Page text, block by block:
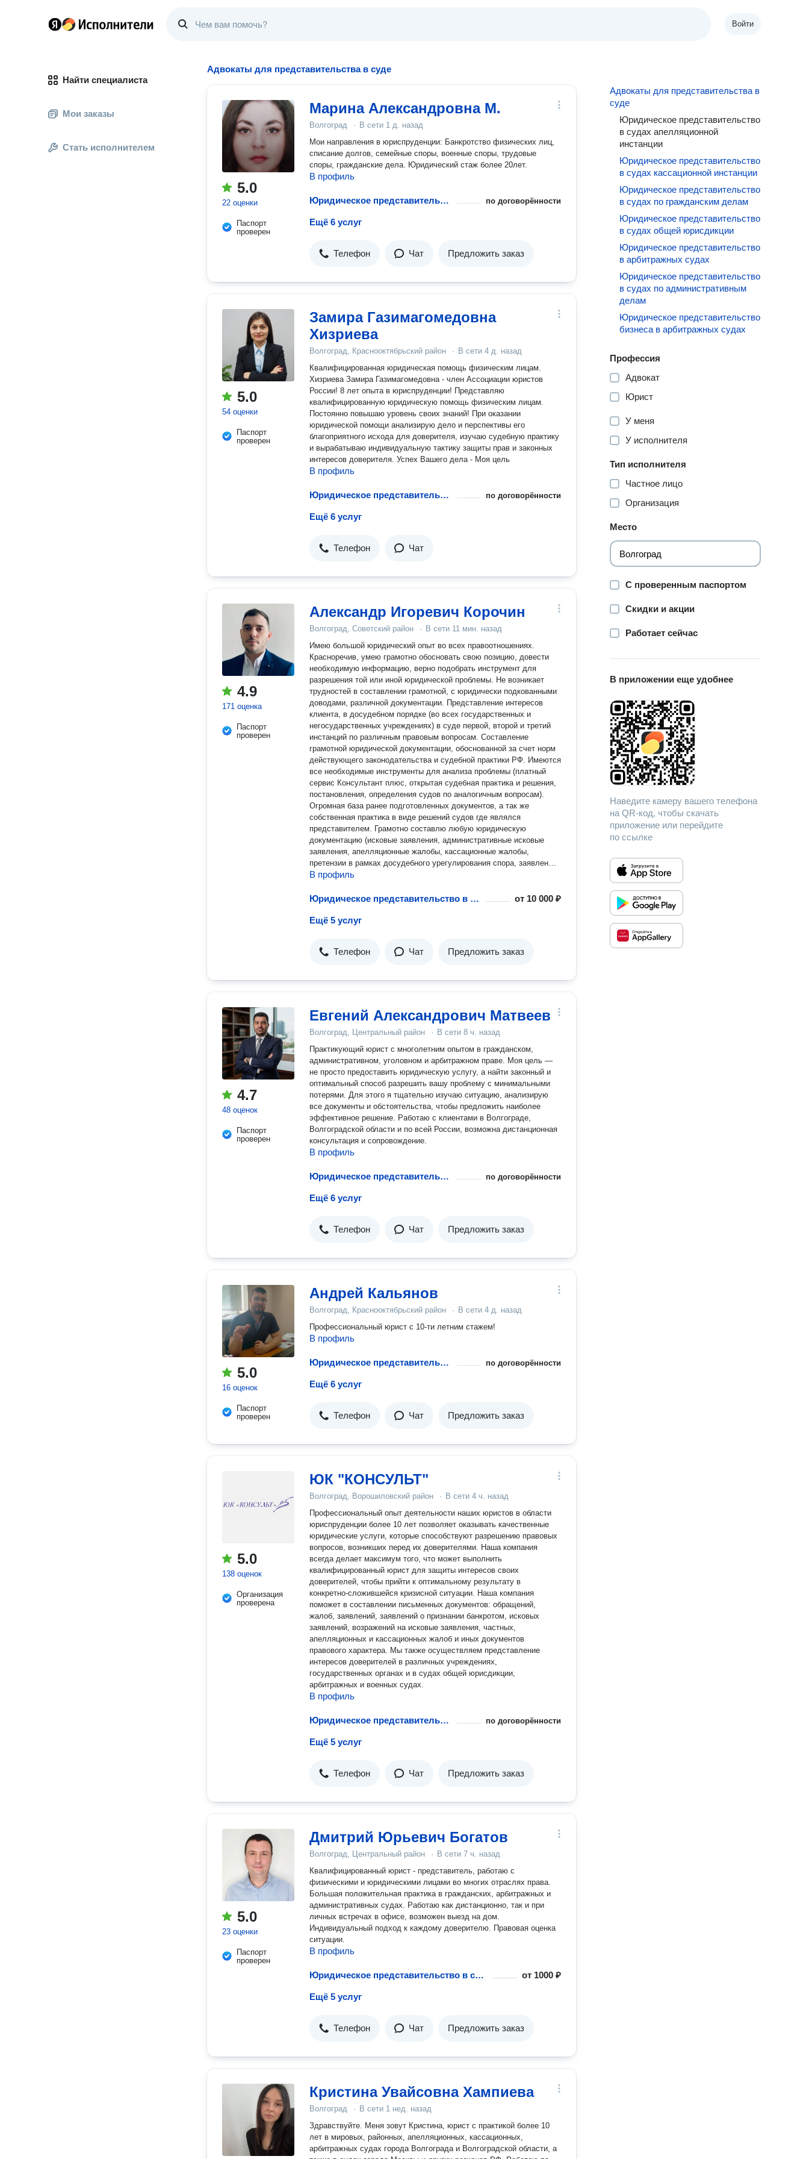
Войти
Найти специалиста
Мои заказы
Стать исполнителем
Адвокаты для представительства в суде
5.0
22 оценки
Паспорт
проверен
Марина Александровна М.
Волгоград · В сети 1 д. назад
Мои направления в юриспруденции: Банкротство физических лиц,
списание долгов, семейные споры, военные споры, трудовые
споры, гражданские дела. Юридический стаж более 20лет.
В профиль
Юридическое представительство в судах апелляционной инстанции по договорённости
Ещё 6 услуг
Телефон Чат Предложить заказ
5.0
54 оценки
Паспорт
проверен
Замира Газимагомедовна
Хизриева
Волгоград, Краснооктябрьский район · В сети 4 д. назад
Квалифицированная юридическая помощь физическим лицам.
Хизриева Замира Газимагомедовна - член Ассоциации юристов
России! 8 лет опыта в юриспруденции! Представляю
квалифицированную юридическую помощь физическим лицам.
Постоянно повышаю уровень своих знаний! При оказании
юридической помощи анализирую дело и перспективы его
благоприятного исхода для доверителя, изучаю судебную практику
и вырабатываю индивидуальную тактику защиты прав и законных
интересов доверителя. Успех Вашего дела - Моя цель
В профиль
Юридическое представительство в судах апелляционной инстанции по договорённости
Ещё 6 услуг
Телефон Чат
4.9
171 оценка
Паспорт
проверен
Александр Игоревич Корочин
Волгоград, Советский район · В сети 11 мин. назад
Имею большой юридический опыт во всех правоотношениях.
Красноречив, умею грамотно обосновать свою позицию, довести
необходимую информацию, верно подобрать инструмент для
разрешения той или иной юридической проблемы. Не возникает
трудностей в составлении грамотной, с юридически подкованными
доводами, различной документации. Представление интересов
клиента, в досудебном порядке (во всех государственных и
негосударственных учреждениях) в суде первой, второй и третий
инстанций по различным правовым вопросам. Составление
грамотной юридической документации, обоснованной за счет норм
действующего законодательства и судебной практики РФ. Имеются
все необходимые инструменты для анализа проблемы (платный
сервис Консультант плюс, открытая судебная практика и решения,
постановления, определения судов по аналогичным вопросам).
Огромная база ранее подготовленных документов, а так же
собственная практика в виде решений судов где являлся
представителем. Грамотно составлю любую юридическую
документацию (исковые заявления, административные исковые
заявления, апелляционные жалобы, кассационные жалобы,
претензии в рамках досудебного урегулирования спора, заявления
в различные ведомства). Могу провести устную консультацию по
на Вашей территории, дистанционно составить документацию,
В профиль
Юридическое представительство в судах апелляционной инстанции от 10 000 ₽
Ещё 5 услуг
Телефон Чат Предложить заказ
4.7
48 оценок
Паспорт
проверен
Евгений Александрович Матвеев
Волгоград, Центральный район · В сети 8 ч. назад
Практикующий юрист с многолетним опытом в гражданском,
административном, уголовном и арбитражном праве. Моя цель —
не просто предоставить юридическую услугу, а найти законный и
оптимальный способ разрешить вашу проблему с минимальными
потерями. Для этого я тщательно изучаю ситуацию, анализирую
все документы и обстоятельства, чтобы предложить наиболее
эффективное решение. Работаю с клиентами в Волгограде,
Волгоградской области и по всей России, возможна дистанционная
консультация и сопровождение.
В профиль
Юридическое представительство в судах апелляционной инстанции по договорённости
Ещё 6 услуг
Телефон Чат Предложить заказ
5.0
16 оценок
Паспорт
проверен
Андрей Кальянов
Волгоград, Краснооктябрьский район · В сети 4 д. назад
Профессиональный юрист с 10-ти летним стажем!
В профиль
Юридическое представительство в судах апелляционной инстанции по договорённости
Ещё 6 услуг
Телефон Чат Предложить заказ
5.0
138 оценок
Организация
проверена
ЮК "КОНСУЛЬТ"
Волгоград, Ворошиловский район · В сети 4 ч. назад
Профессиональный опыт деятельности наших юристов в области
юриспруденции более 10 лет позволяет оказывать качественные
юридические услуги, которые способствуют разрешению правовых
вопросов, возникших перед их доверителями. Наша компания
всегда делает максимум того, что может выполнить
квалифицированный юрист для защиты интересов своих
доверителей, чтобы прийти к оптимальному результату в
конкретно-сложившейся кризисной ситуации. Наша компания
поможет в составлении письменных документов: обращений,
жалоб, заявлений, заявлений о признании банкротом, исковых
заявлений, возражений на исковые заявления, частных,
апелляционных и кассационных жалоб и иных документов
правового характера. Мы также осуществляем представление
интересов доверителей в различных учреждениях,
государственных органах и в судах общей юрисдикции,
арбитражных и военных судах.
В профиль
Юридическое представительство в судах апелляционной инстанции по договорённости
Ещё 5 услуг
Телефон Чат Предложить заказ
5.0
23 оценки
Паспорт
проверен
Дмитрий Юрьевич Богатов
Волгоград, Центральный район · В сети 7 ч. назад
Квалифицированный юрист - представитель, работаю с
физическими и юридическими лицами во многих отраслях права.
Большая положительная практика в гражданских, арбитражных и
административных судах. Работаю как дистанционно, так и при
личных встречах в офисе, возможен выезд на дом.
Индивидуальный подход к каждому доверителю. Правовая оценка
ситуации.
В профиль
Юридическое представительство в судах апелляционной инстанции от 1000 ₽
Ещё 5 услуг
Телефон Чат Предложить заказ
Кристина Увайсовна Хампиева
Волгоград · В сети 1 нед. назад
Здравствуйте. Меня зовут Кристина, юрист с практикой более 10
лет в мировых, районных, апелляционных, кассационных,
арбитражных судах города Волгограда и Волгоградской области, а
Адвокаты для представительства в
суде
Юридическое представительство
в судах апелляционной
инстанции
Юридическое представительство
в судах кассационной инстанции
Юридическое представительство
в судах по гражданским делам
Юридическое представительство
в судах общей юрисдикции
Юридическое представительство
в арбитражных судах
Юридическое представительство
в судах по административным
делам
Юридическое представительство
бизнеса в арбитражных судах
Профессия
Адвокат
Юрист
У меня
У исполнителя
Тип исполнителя
Частное лицо
Организация
Место
С проверенным паспортом
Скидки и акции
Работает сейчас
В приложении еще удобнее
Наведите камеру вашего телефона
на QR-код, чтобы скачать
приложение или перейдите
по ссылке